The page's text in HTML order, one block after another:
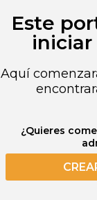
Este
iniciar
Aquí
¿Quieres